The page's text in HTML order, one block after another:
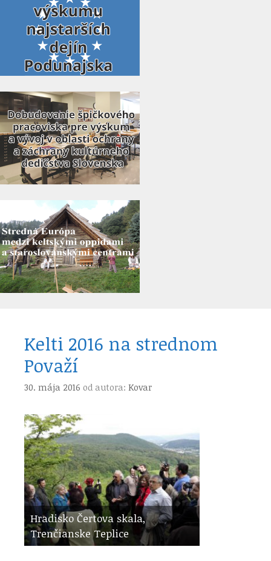
Kelti 2016 na strednom
Považí
30. mája 2016 od autora: Kovar
Hradisko Čertova skala,
Trenčianske Teplice